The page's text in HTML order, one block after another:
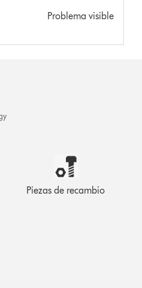
Problema visible
Piezas de recambio